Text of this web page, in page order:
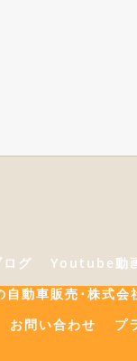
ログ Youtube動
自動車販売･株式会
お問い合わせ プ